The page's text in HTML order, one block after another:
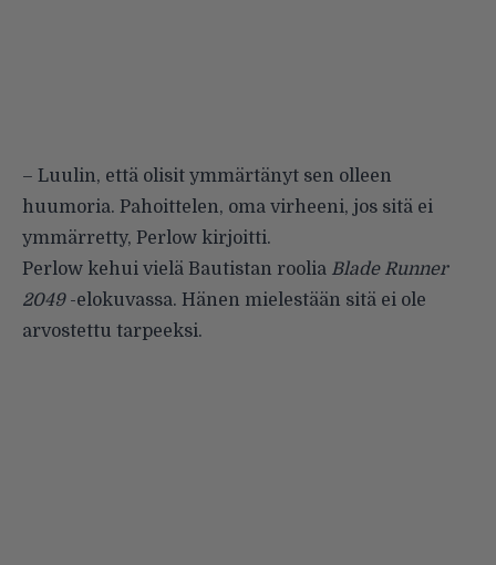
– Luulin, että olisit ymmärtänyt sen olleen
huumoria. Pahoittelen, oma virheeni, jos sitä ei
ymmärretty, Perlow kirjoitti.
Perlow kehui vielä Bautistan roolia Blade Runner
2049-elokuvassa. Hänen mielestään sitä ei ole
arvostettu tarpeeksi.